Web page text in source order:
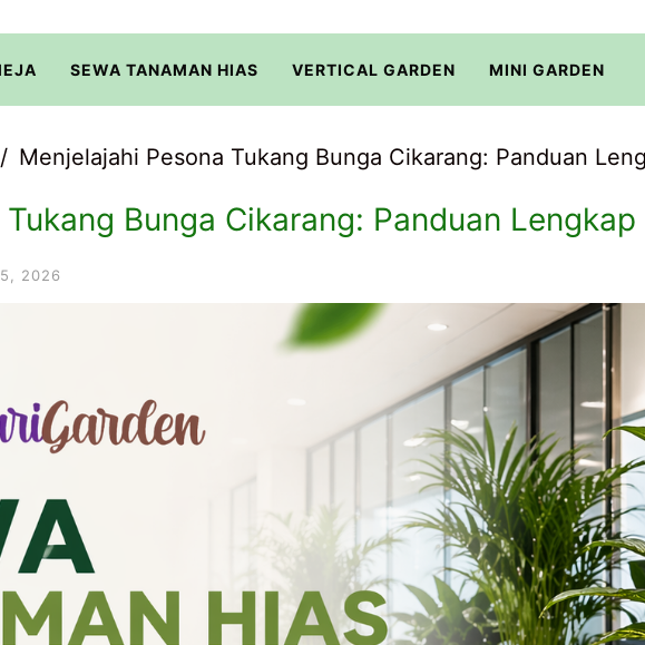
SEWA TANAMAN HIAS VERTICAL GARDEN MINI GARDEN
Menjelajahi Pesona Tukang Bunga Cikarang: Panduan
Bunga Cikarang: Panduan
2026